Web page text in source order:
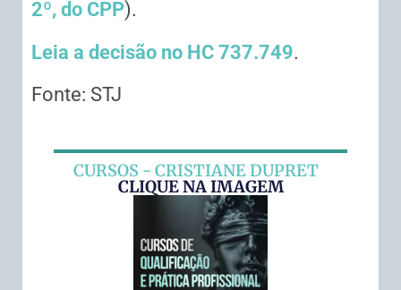
2º, do CPP).
Leia a decisão no HC 737.749.
Fonte: STJ
CURSOS - CRISTIANE DUPRET
CLIQUE NA IMAGEM